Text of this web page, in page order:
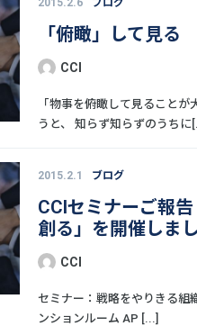
2015.2.6 ブログ
「俯瞰」して見る
CCI
「物事を俯瞰して見ること
うと、 知らず知らずのうちに
2015.2.1 ブログ
CCIセミナーご報
創る」を開催しま
CCI
セミナー：戦略をやりきる組
ンションルーム AP [...]